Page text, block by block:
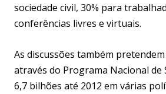
sociedade civil, 30% para
conferências livres e virtuais.
As discussões também
através do Programa Nacional de
6,7 bilhões até 2012 em várias